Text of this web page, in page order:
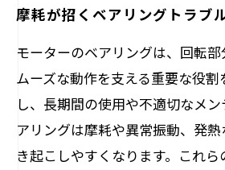
摩耗が招くベアリングトラブ
モーターのベアリングは、回転
ムーズな動作を支える重要な役割
し、長期間の使用や不適切なメ
アリングは摩耗や異常振動、発
き起こしやすくなります。これ